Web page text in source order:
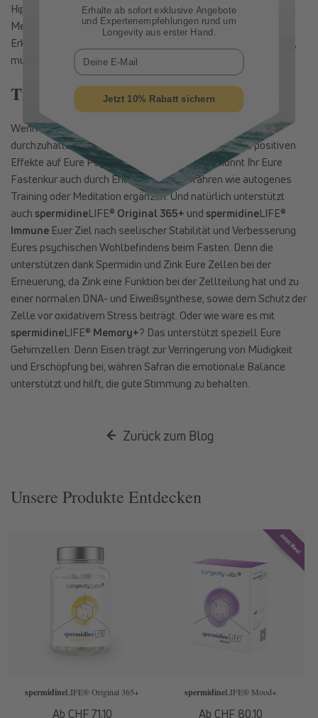
Hippokrates, im vierten Jahrhundert vor Christus, begannen die
Menschen, das Fasten zur Therapie körperlicher und geistiger
Erkrankungen einzusetzen. Und was sich so lange bewährt hat,
muss doch gut sein, finden wir.
Tipps
Wenn dies nicht genug Gründe sind, die Fastenzeit weiter
durchzuhalten, wissen wir es auch nicht. Wenn Ihr die positiven
Effekte auf Eure Psyche noch vertiefen wollt, könnt Ihr Eure
Fastenkur auch durch Entspannungsverfahren wie autogenes
Training oder Meditation ergänzen. Und natürlich unterstützt
auch spermidineLIFE® Original 365+ und spermidineLIFE®
Immune Euer Ziel nach seelischer Stabilität und Verbesserung
Eures psychischen Wohlbefindens beim Fasten. Denn die
unterstützen dank Spermidin und Zink Eure Zellen bei der
Erneuerung, da Zink eine Funktion bei der Zellteilung hat und zu
einer normalen DNA- und Eiweißsynthese, sowie dem Schutz der
Zelle vor oxidativem Stress beiträgt. Oder wie wäre es mit
spermidineLIFE® Memory+? Das unterstützt speziell Eure
Gehirnzellen. Denn Eisen trägt zur Verringerung von Müdigkeit
und Erschöpfung bei, währen Safran die emotionale Balance
unterstützt und hilft, die gute Stimmung zu behalten.
Zurück zum Blog
Unsere Produkte Entdecken
spermidineLIFE® Original 365+
Normaler
Ab CHF 71.10
spermidineLIFE® Mood+
Normaler
Ab CHF 80.10
Erhalte ab sofortexklusive Angebote
und Expertenempfehlungen rund um
Longevity aus erster Hand.
E-Mail
Jetzt 10% Rabatt sichern